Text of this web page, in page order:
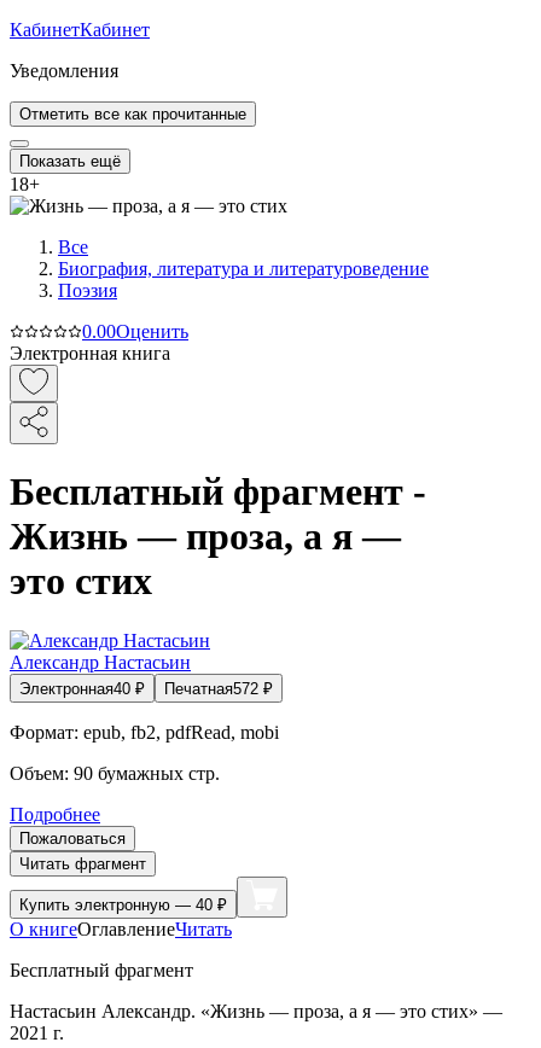
КабинетКабинет
Уведомления
Отметить все как прочитанные
Показать ещё
18+
Все
Биография, литература и литературоведение
Поэзия
0.00Оценить
Электронная книга
Бесплатный фрагмент -
Жизнь — проза, а я —
это стих
Александр Настасьин
Электронная40 ₽ Печатная572 ₽
Формат: epub, fb2, pdfRead, mobi
Объем: 90 бумажных стр.
Подробнее
Пожаловаться
Читать фрагмент
Купить электронную — 40 ₽
О книгеОглавлениеЧитать
Бесплатный фрагмент
Настасьин Александр. «Жизнь — проза, а я — это стих» —
2021 г.